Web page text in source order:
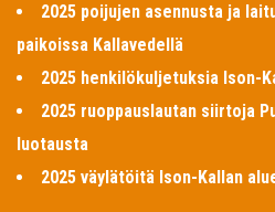
2025 poijujen asennusta ja
paikoissa Kallavedellä
2025 henkilökuljetuksia Ison-
2025 ruoppauslautan siirtoja
luotausta
2025 väylätöitä Ison-Kallan